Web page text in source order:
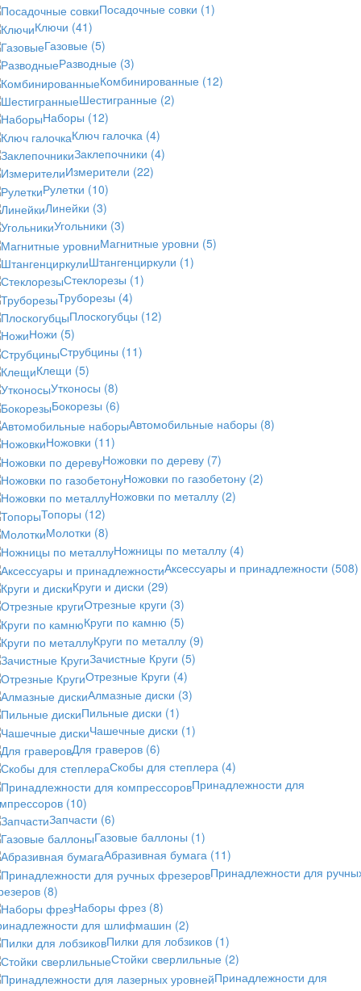
Посадочные совки (1)
Ключи (41)
Газовые (5)
Разводные (3)
Комбинированные (12)
Шестигранные (2)
Наборы (12)
Ключ галочка (4)
Заклепочники (4)
Измерители (22)
Рулетки (10)
Линейки (3)
Угольники (3)
Магнитные уровни (5)
Штангенциркули (1)
Стеклорезы (1)
Труборезы (4)
Плоскогубцы (12)
Ножи (5)
Струбцины (11)
Клещи (5)
Утконосы (8)
Бокорезы (6)
Автомобильные наборы (8)
Ножовки (11)
Ножовки по дереву (7)
Ножовки по газобетону (2)
Ножовки по металлу (2)
Топоры (12)
Молотки (8)
Ножницы по металлу (4)
Аксессуары и принадлежности (508)
Круги и диски (29)
Отрезные круги (3)
Круги по камню (5)
Круги по металлу (9)
Зачистные Круги (5)
Отрезные Круги (4)
Алмазные диски (3)
Пильные диски (1)
Чашечные диски (1)
Для граверов (6)
Скобы для степлера (4)
Принадлежности для
(10)
Запчасти (6)
Газовые баллоны (1)
Абразивная бумага (11)
Принадлежности для
(8)
Наборы фрез (8)
для шлифмашин (2)
Пилки для лобзиков (1)
Стойки сверлильные (2)
Принадлежности для